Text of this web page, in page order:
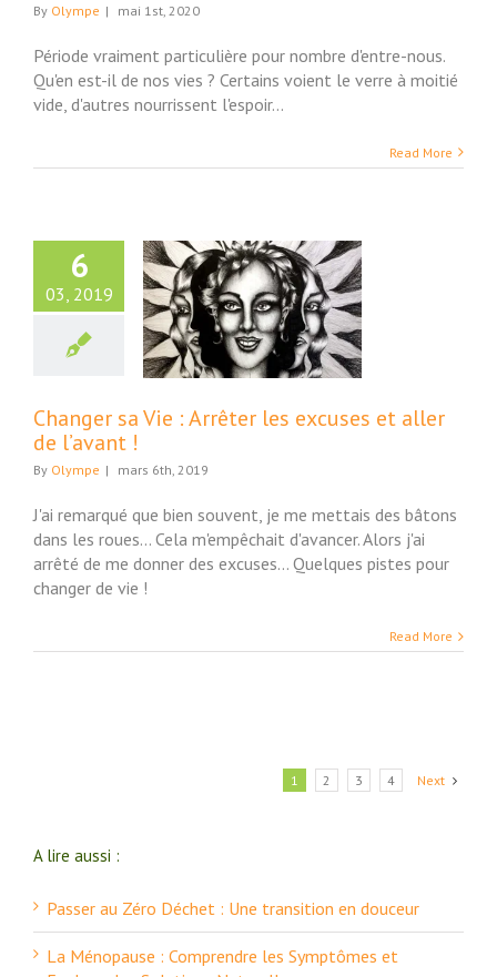
By Olympe | mai 1st, 2020
Période vraiment particulière pour nombre d'entre-nous.
Qu'en est-il de nos vies ? Certains voient le verre à moitié
vide, d'autres nourrissent l'espoir...
Read More
6
03, 2019
sa Vie : Arrêter
et aller de
l’avant !
Changer sa Vie : Arrêter les excuses et aller
de l’avant !
By Olympe | mars 6th, 2019
J'ai remarqué que bien souvent, je me mettais des bâtons
dans les roues... Cela m'empêchait d'avancer. Alors j'ai
arrêté de me donner des excuses... Quelques pistes pour
changer de vie !
Read More
1 2 3 4 Next
A lire aussi :
Passer au Zéro Déchet : Une transition en douceur
La Ménopause : Comprendre les Symptômes et